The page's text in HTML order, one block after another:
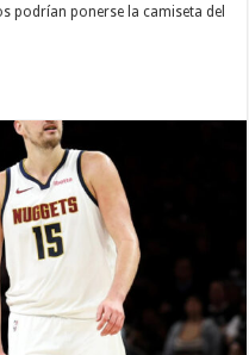
podrían ponerse la camiseta del